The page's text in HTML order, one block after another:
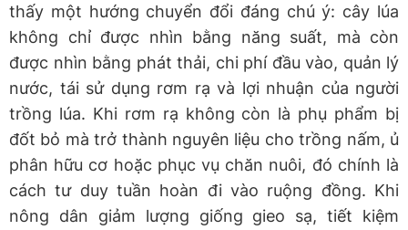
thấy một hướng chuyển đổi đáng chú ý: cây lúa
không chỉ được nhìn bằng năng suất, mà còn
được nhìn bằng phát thải, chi phí đầu vào, quản lý
nước, tái sử dụng rơm rạ và lợi nhuận của người
trồng lúa. Khi rơm rạ không còn là phụ phẩm bị
đốt bỏ mà trở thành nguyên liệu cho trồng nấm, ủ
phân hữu cơ hoặc phục vụ chăn nuôi, đó chính là
cách tư duy tuần hoàn đi vào ruộng đồng. Khi
nông dân giảm lượng giống gieo sạ, tiết kiệm